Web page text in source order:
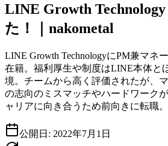
LINE Growth
た！｜nakometal
LINE Growth TechnologyにPM兼マネ
在籍。福利厚生や制度はLINE本体と
境。チームから高く評価されたが、
の志向のミスマッチやハードワーク
ャリアに向き合うため前向きに転職。
公開日: 2022年7月1日